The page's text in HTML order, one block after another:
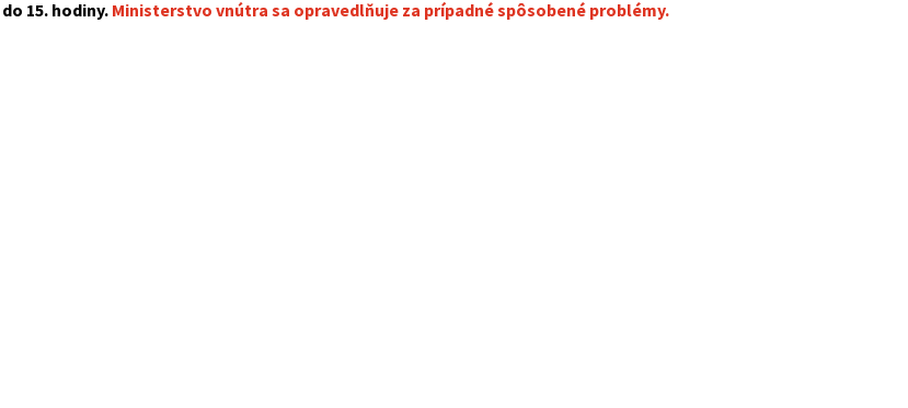
do 15. hodiny. Ministerstvo vnútra sa opravedlňuje za prípadné spôsobené problémy.